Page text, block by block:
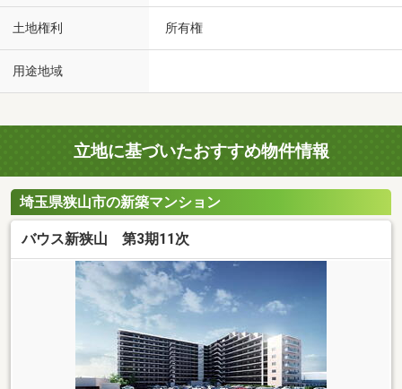
土地権利 所有権
用途地域
立地に基づいたおすすめ物件情報
埼玉県狭山市の新築マンション
バウス新狭山 第3期11次